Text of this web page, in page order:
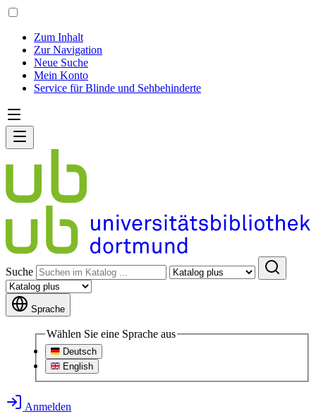
Zum Inhalt
Zur Navigation
Neue Suche
Mein Konto
Service für Blinde und Sehbehinderte
Suche
Sprache
Wählen Sie eine Sprache aus
Deutsch
English
Anmelden